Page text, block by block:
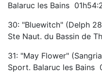
Balaruc les Bains
30: "Bluewitch" (Delph
Ste Naut. du Bassin de
31: "May Flower"
Sport. Balaruc les Bains